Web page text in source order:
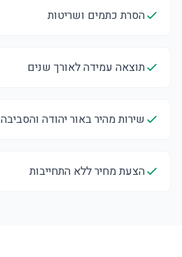
הסרת כתמים ושריטות
תוצאה עמידה לאורך שנים
שירות מהיר באור יהודה והסביבה
הצעת מחיר ללא התחייבות